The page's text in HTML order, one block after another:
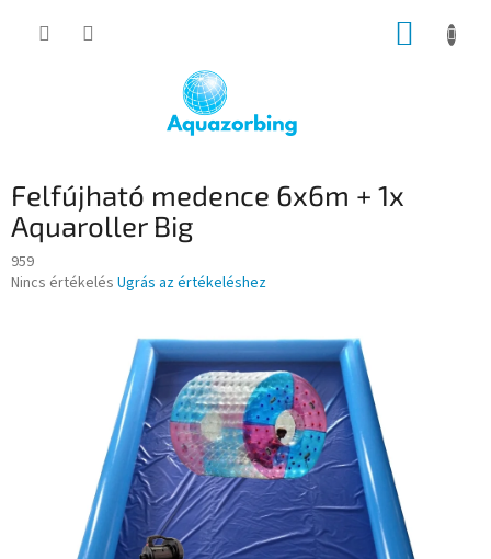
KOSÁR
Felfújható medence 6x6m + 1x
Aquaroller Big
959
A
Nincs értékelés Ugrás az értékeléshez